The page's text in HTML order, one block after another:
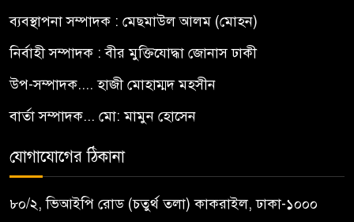
ব্যবস্থাপনা সম্পাদক : মেছমাউল আলম (মোহন)
নির্বাহী সম্পাদক : বীর মুক্তিযোদ্ধা জোনাস ঢাকী
উপ-সম্পাদক.... হাজী মোহাম্মদ মহসীন
বার্তা সম্পাদক... মো: মামুন হোসেন
যোগাযোগের ঠিকানা
৮০/২, ভিআইপি রোড (চতুর্থ তলা) কাকরাইল, ঢাকা-১০০০